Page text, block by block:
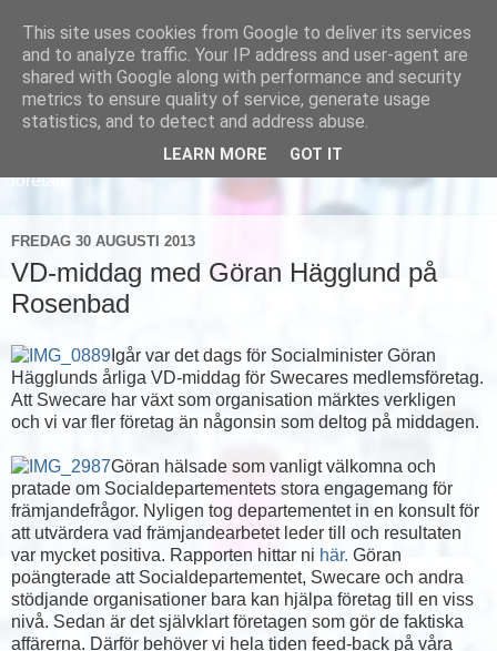
Läs om hur vi marknadsför svensk sjukvård och svenska
företag
FREDAG 30 AUGUSTI 2013
VD-middag med Göran Hägglund på
Rosenbad
Igår var det dags för Socialminister Göran
Hägglunds årliga VD-middag för Swecares medlemsföretag.
Att Swecare har växt som organisation märktes verkligen
och vi var fler företag än någonsin som deltog på middagen.
Göran hälsade som vanligt välkomna och
pratade om Socialdepartementets stora engagemang för
främjandefrågor. Nyligen tog departementet in en konsult för
att utvärdera vad främjandearbetet leder till och resultaten
var mycket positiva. Rapporten hittar ni här. Göran
poängterade att Socialdepartementet, Swecare och andra
stödjande organisationer bara kan hjälpa företag till en viss
nivå. Sedan är det självklart företagen som gör de faktiska
affärerna. Därför behöver vi hela tiden feed-back på våra
This site uses cookies from Google to deliver its services
and to analyze traffic. Your IP address and user-agent are
shared with Google along with performance and security
metrics to ensure quality of service, generate usage
statistics, and to detect and address abuse.
LEARN MORE GOT IT